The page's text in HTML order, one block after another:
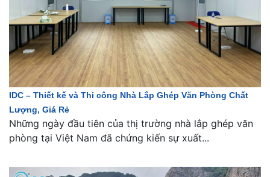
IDC – Thiết kế và Thi công Nhà Lắp Ghép Văn Phòng Chất
Lượng, Giá Rẻ
Những ngày đầu tiên của thị trường nhà lắp ghép văn
phòng tại Việt Nam đã chứng kiến sự xuất...